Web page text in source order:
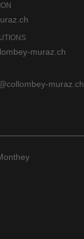
muraz.ch
muraz.ch